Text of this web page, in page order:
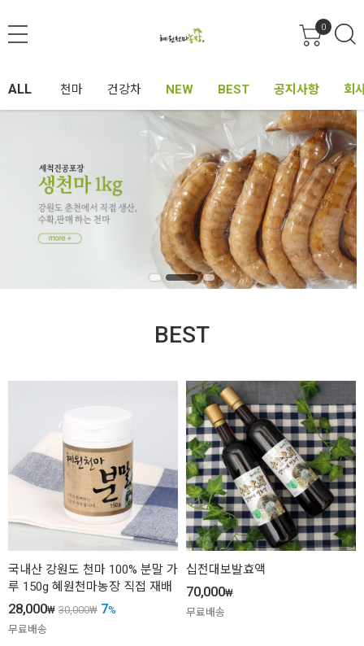
0
ALL 천마 건강차 NEW BEST 공지사항 회
BEST
국내산 강원도 천마 100% 분말 가
루 150g 혜원천마농장 직접 재배
28,000₩ 30,000₩ 7%
무료배송
십전대보발효액
70,000₩
무료배송